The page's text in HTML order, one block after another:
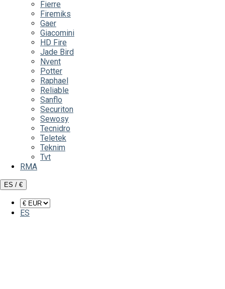
Fierre
Firemiks
Gaer
Giacomini
HD Fire
Jade Bird
Nvent
Potter
Raphael
Reliable
Sanflo
Securiton
Sewosy
Tecnidro
Teletek
Teknim
Tvt
RMA
ES / €
ES